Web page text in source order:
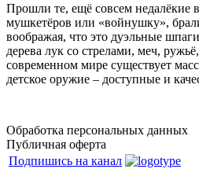
Прошли те, ещё совсем недалёкие
мушкетёров или «войнушку»,
воображая, что это дуэльные
дерева лук со стрелами, меч,
современном мире существует
детское оружие – доступные и
Обработка персональных данных
Публичная оферта
Подпишись на канал